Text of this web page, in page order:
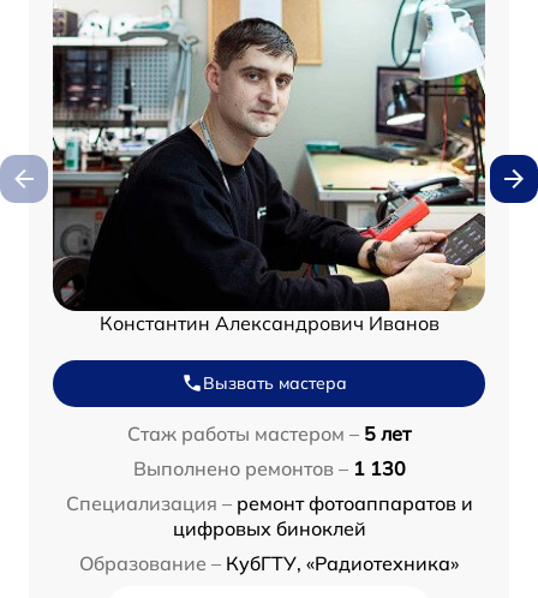
Константин Александрович Иванов
Вызвать мастера
Стаж работы мастером – 5 лет
Выполнено ремонтов – 1 130
Специализация – ремонт фотоаппаратов и
цифровых биноклей
Образование – КубГТУ, «Радиотехника»